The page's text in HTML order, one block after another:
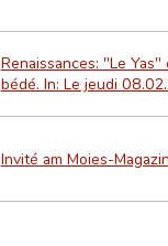
Renaissances: "Le
bédé. In: Le jeudi
Invité am Moies-